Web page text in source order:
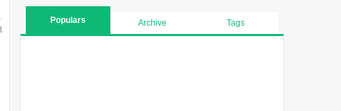
Populars Archive Tags